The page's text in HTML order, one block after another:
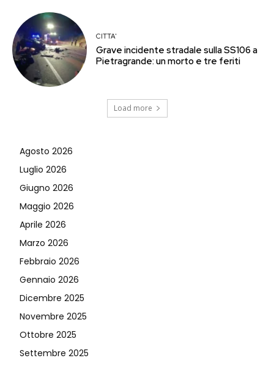
CITTA'
Grave incidente stradale sulla SS106 a
Pietragrande: un morto e tre feriti
Load more
Agosto 2026
Luglio 2026
Giugno 2026
Maggio 2026
Aprile 2026
Marzo 2026
Febbraio 2026
Gennaio 2026
Dicembre 2025
Novembre 2025
Ottobre 2025
Settembre 2025